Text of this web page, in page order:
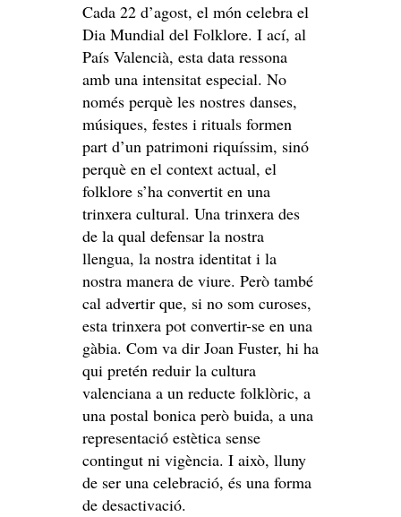
Cada 22 d’agost, el món celebra el
Dia Mundial del Folklore. I ací, al
País Valencià, esta data ressona
amb una intensitat especial. No
només perquè les nostres danses,
músiques, festes i rituals formen
part d’un patrimoni riquíssim, sinó
perquè en el context actual, el
folklore s’ha convertit en una
trinxera cultural. Una trinxera des
de la qual defensar la nostra
llengua, la nostra identitat i la
nostra manera de viure. Però també
cal advertir que, si no som curoses,
esta trinxera pot convertir-se en una
gàbia. Com va dir Joan Fuster, hi ha
qui pretén reduir la cultura
valenciana a un reducte folklòric, a
una postal bonica però buida, a una
representació estètica sense
contingut ni vigència. I això, lluny
de ser una celebració, és una forma
de desactivació.